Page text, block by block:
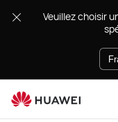
.Veuillez choisir